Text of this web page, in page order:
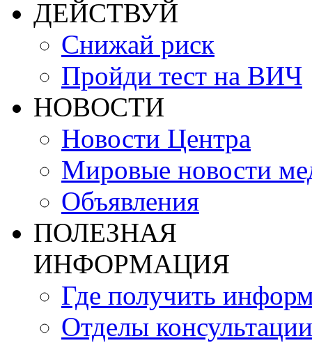
ДЕЙСТВУЙ
Снижай риск
Пройди тест на ВИЧ
НОВОСТИ
Новости Центра
Мировые новости
Объявления
ПОЛЕЗНАЯ
ИНФОРМАЦИЯ
Где получить
Отделы консультации